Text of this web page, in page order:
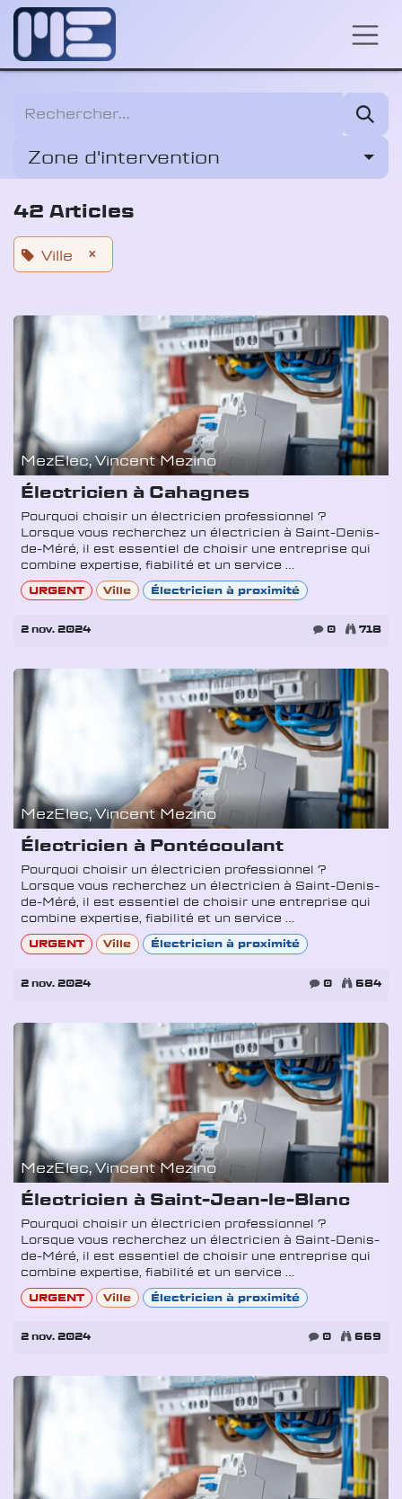
Se rendre au contenu
Zone d'intervention
42 Articles
Ville ×
MezElec, Vincent Mezino
Électricien à Cahagnes
Pourquoi choisir un électricien professionnel ?
Lorsque vous recherchez un électricien à Saint-Denis-
de-Méré, il est essentiel de choisir une entreprise qui
combine expertise, fiabilité et un service ...
URGENT Ville Électricien à proximité
2 nov. 2024 0 718
MezElec, Vincent Mezino
Électricien à Pontécoulant
Pourquoi choisir un électricien professionnel ?
Lorsque vous recherchez un électricien à Saint-Denis-
de-Méré, il est essentiel de choisir une entreprise qui
combine expertise, fiabilité et un service ...
URGENT Ville Électricien à proximité
2 nov. 2024 0 684
MezElec, Vincent Mezino
Électricien à Saint-Jean-le-Blanc
Pourquoi choisir un électricien professionnel ?
Lorsque vous recherchez un électricien à Saint-Denis-
de-Méré, il est essentiel de choisir une entreprise qui
combine expertise, fiabilité et un service ...
URGENT Ville Électricien à proximité
2 nov. 2024 0 669